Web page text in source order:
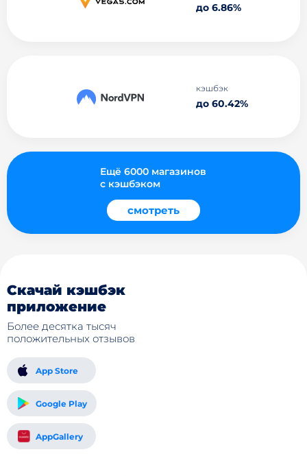
до 6.86%
кэшбэк
до 60.42%
Ещё 6000 магазинов
с кэшбэком
смотреть
Скачай кэшбэк
приложение
Более десятка тысяч
положительных отзывов
App Store
Google Play
AppGallery